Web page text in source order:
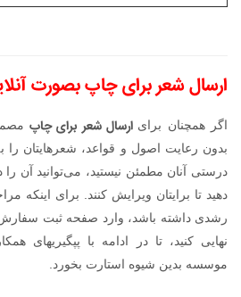
ارسال شعر برای چاپ بصورت
اگر همچنان برای ارسال شعر برای چاپ
بدون رعایت اصول و قواعد، شعرهایتان را
درستی آنان مطمئن نیستید، می‌توانید آن را
دهید تا برایتان ویرایش کنند. برای اینکه
رشدی داشته باشد، وارد صفحه ثبت
نهایی کنید، تا در ادامه با پپگیریهای
موسسه بدین شیوه استارت بخورد.